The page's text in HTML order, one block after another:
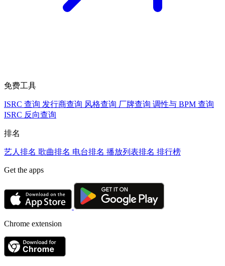
免费工具
ISRC 查询 发行商查询 风格查询 厂牌查询 调性与 BPM 查询
ISRC 反向查询
排名
艺人排名 歌曲排名 电台排名 播放列表排名 排行榜
Get the apps
Chrome extension